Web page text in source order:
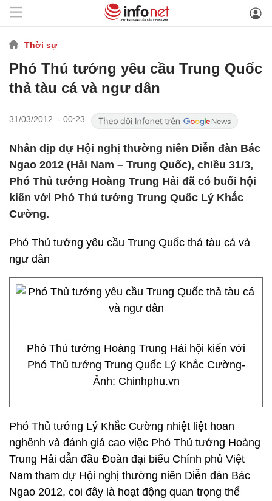
Thời sự
Phó Thủ tướng yêu cầu Trung Quốc
thả tàu cá và ngư dân
31/03/2012 - 00:23
Nhân dịp dự Hội nghị thường niên Diễn đàn Bác
Ngao 2012 (Hải Nam – Trung Quốc), chiều 31/3,
Phó Thủ tướng Hoàng Trung Hải đã có buổi hội
kiến với Phó Thủ tướng Trung Quốc Lý Khắc
Cường.
Phó Thủ tướng yêu cầu Trung Quốc thả tàu cá và
ngư dân
Phó Thủ tướng Hoàng Trung Hải hội kiến với
Phó Thủ tướng Trung Quốc Lý Khắc Cường-
Ảnh: Chinhphu.vn
Phó Thủ tướng Lý Khắc Cường nhiệt liệt hoan
nghênh và đánh giá cao việc Phó Thủ tướng Hoàng
Trung Hải dẫn đầu Đoàn đại biểu Chính phủ Việt
Nam tham dự Hội nghị thường niên Diễn đàn Bác
Ngao 2012, coi đây là hoạt động quan trọng thể